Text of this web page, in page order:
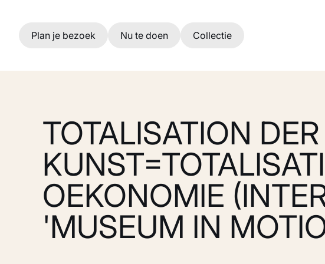
Ga naar hoofdinhoud
Plan je bezoek Nu te doen Collectie
TOTALISATION DER
OEKONOMIE
'MUSEUM IN